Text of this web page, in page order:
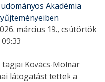
Akadémia
március 19., csütörtök
09:33
tagjai Kovács-Molnár
látogatást tettek a